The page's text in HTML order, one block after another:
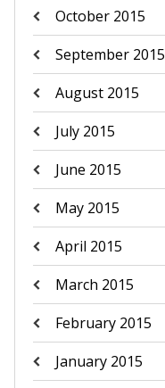
October 2015
September 2015
August 2015
July 2015
June 2015
May 2015
April 2015
March 2015
February 2015
January 2015